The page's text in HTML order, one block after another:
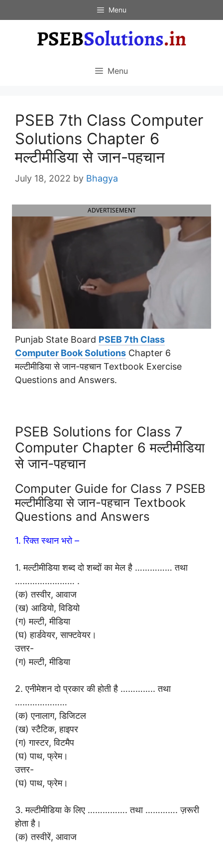
to
Menu
Menu
PSEB 7th Class Computer
Solutions Chapter 6
मल्टीमीडिया से जान-पहचान
July 18, 2022 by Bhagya
ADVERTISEMENT
Punjab State Board PSEB 7th Class
Computer Book Solutions Chapter 6
मल्टीमीडिया से जान-पहचान Textbook Exercise
Questions and Answers.
PSEB Solutions for Class 7
Computer Chapter 6 मल्टीमीडिया
से जान-पहचान
Computer Guide for Class 7 PSEB
मल्टीमीडिया से जान-पहचान Textbook
Questions and Answers
1. रिक्त स्थान भरो –
1. मल्टीमीडिया शब्द दो शब्दों का मेल है …………… तथा
…………………… .
(क) तस्वीर, आवाज
(ख) आडियो, विडियो
(ग) मल्टी, मीडिया
(घ) हार्डवेयर, साफ्टवेयर।
उत्तर-
(ग) मल्टी, मीडिया
2. एनीमेशन दो प्रकार की होती है ………….. तथा
…………………
(क) एनालाग, डिजिटल
(ख) स्टैटिक, हाइपर
(ग) गास्टर, विटमैप
(घ) पाथ, फ्रेम।
उत्तर-
(घ) पाथ, फ्रेम।
3. मल्टीमीडिया के लिए ……………. तथा …………. ज़रूरी
होता है।
(क) तस्वीरें, आवाज